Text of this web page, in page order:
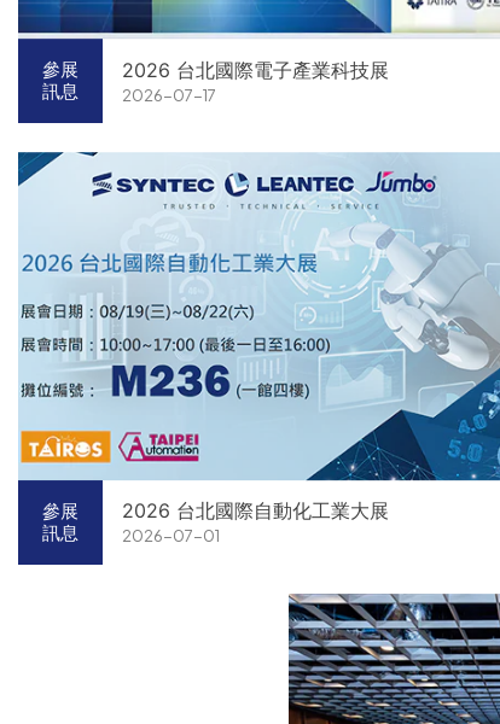
參展
訊息
2026 台北國際電子產業科技展
2026-07-17
參展
訊息
2026 台北國際自動化工業大展
2026-07-01